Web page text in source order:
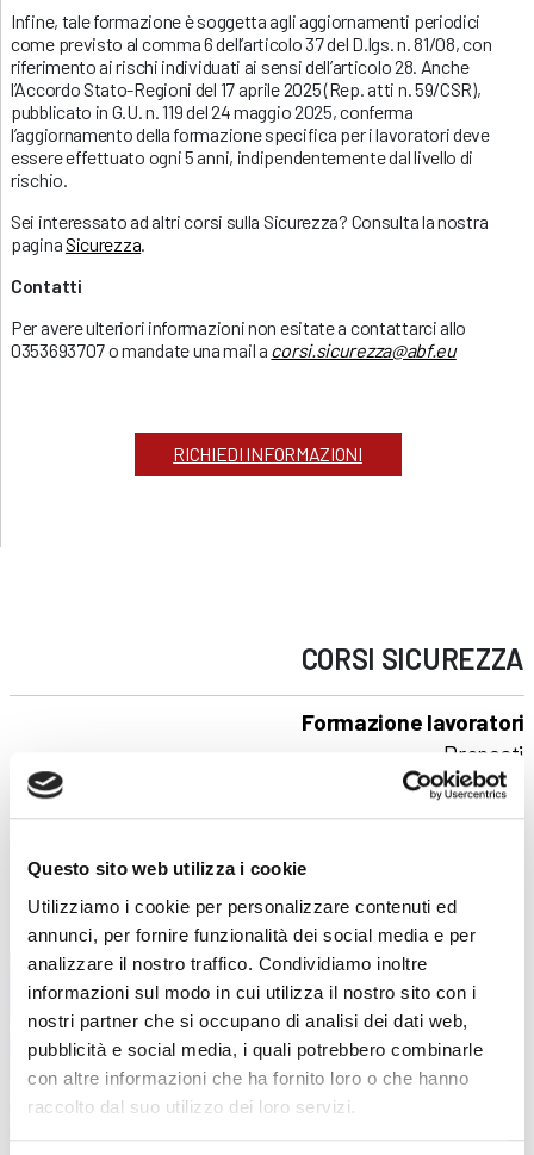
Questo sito web utilizza i cookie
Utilizziamo i cookie per personalizzare contenuti ed
annunci, per fornire funzionalità dei social media e per
analizzare il nostro traffico. Condividiamo inoltre
informazioni sul modo in cui utilizza il nostro sito con i
nostri partner che si occupano di analisi dei dati web,
pubblicità e social media, i quali potrebbero combinarle
con altre informazioni che ha fornito loro o che hanno
raccolto dal suo utilizzo dei loro servizi.
Infine, tale formazione è soggetta agli aggiornamenti periodici
come previsto al comma 6 dell’articolo 37 del D.lgs. n. 81/08, con
riferimento ai rischi individuati ai sensi dell’articolo 28. Anche
l’Accordo Stato-Regioni del 17 aprile 2025 (Rep. atti n. 59/CSR),
pubblicato in G.U. n. 119 del 24 maggio 2025, conferma
l’aggiornamento della formazione specifica per i lavoratori deve
essere effettuato ogni 5 anni, indipendentemente dal livello di
rischio.
Sei interessato ad altri corsi sulla Sicurezza? Consulta la nostra
paginaSicurezza
Contatti
Per avere ulteriori informazioni non esitate a contattarci allo
0353693707 o mandate una mail a corsi.sicurezza@abf.eu
RICHIEDI INFORMAZIONI
CORSI SICUREZZA
Preposti
Formazione lavoratori
Addetti al servizio antincendio
Carrello elevatore
FORMAZIONE LAVORATORI